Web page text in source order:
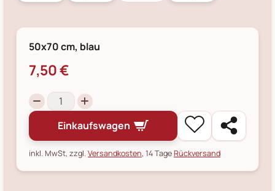
50x70 cm, blau
7,50 €
Einkaufswagen
inkl. MwSt, zzgl.Versandkosten, 14 TageRückversand